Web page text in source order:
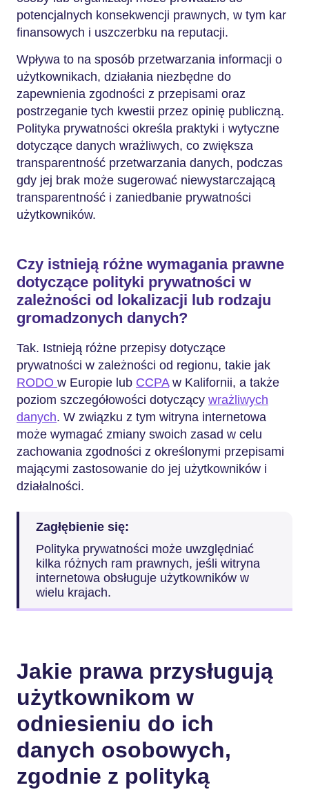
potencjalnych konsekwencji prawnych, w tym kar
finansowych i uszczerbku na reputacji.
Wpływa to na sposób przetwarzania informacji o
użytkownikach, działania niezbędne do
zapewnienia zgodności z przepisami oraz
postrzeganie tych kwestii przez opinię publiczną.
Polityka prywatności określa praktyki i wytyczne
dotyczące danych wrażliwych, co zwiększa
transparentność przetwarzania danych, podczas
gdy jej brak może sugerować niewystarczającą
transparentność i zaniedbanie prywatności
użytkowników.
Czy istnieją różne wymagania prawne
dotyczące polityki prywatności w
zależności od lokalizacji lub rodzaju
gromadzonych danych?
Tak. Istnieją różne przepisy dotyczące
prywatności w zależności od regionu, takie jak
RODO w Europie lub CCPAw Kalifornii, a także
poziom szczegółowości dotyczący wrażliwych
danych. W związku z tym witryna internetowa
może wymagać zmiany swoich zasad w celu
zachowania zgodności z określonymi przepisami
mającymi zastosowanie do jej użytkowników i
działalności.
Zagłębienie się:
Polityka prywatności może uwzględniać
kilka różnych ram prawnych, jeśli witryna
internetowa obsługuje użytkowników w
wielu krajach.
Jakie prawa przysługują
użytkownikom w
odniesieniu do ich
danych osobowych,
zgodnie z polityką